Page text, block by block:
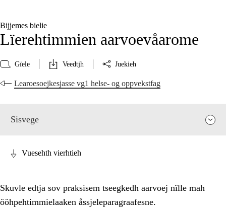
Bijjemes bielie
Lïerehtimmien aarvoevåarome
Gïele Veedtjh Juekieh
Learoesoejkesjasse vg1 helse- og oppvekstfag
Sisvege
Vuesehth vierhtieh
Skuvle edtja sov praksisem tseegkedh aarvoej nïlle mah
ööhpehtimmielaaken åssjeleparagraafesne.